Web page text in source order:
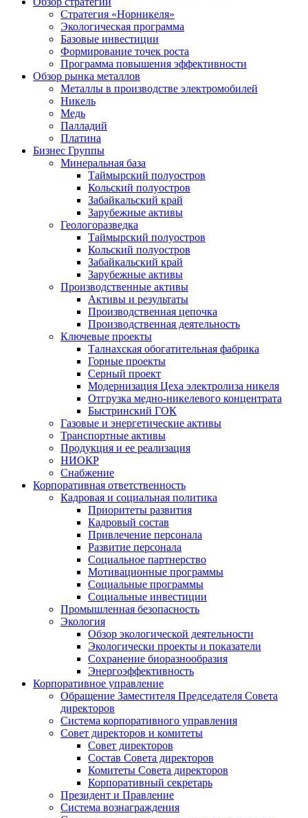
Стратегия «Норникеля»
Экологическая программа
Базовые инвестиции
Формирование точек роста
Программа повышения эффективности
Обзор рынка металлов
Металлы в производстве электромобилей
Никель
Медь
Палладий
Платина
Бизнес Группы
Минеральная база
Таймырский полуостров
Кольский полуостров
Забайкальский край
Зарубежные активы
Геологоразведка
Таймырский полуостров
Кольский полуостров
Забайкальский край
Зарубежные активы
Производственные активы
Активы и результаты
Производственная цепочка
Производственная деятельность
Ключевые проекты
Талнахская обогатительная фабрика
Горные проекты
Серный проект
Модернизация Цеха электролиза никеля
Отгрузка медно-никелевого концентрата
Быстринский ГОК
Газовые и энергетические активы
Транспортные активы
Продукция и ее реализация
НИОКР
Снабжение
Корпоративная ответственность
Кадровая и социальная политика
Приоритеты развития
Кадровый состав
Привлечение персонала
Развитие персонала
Социальное партнерство
Мотивационные программы
Социальные программы
Социальные инвестиции
Промышленная безопасность
Экология
Обзор экологической деятельности
Экологически проекты и показатели
Сохранение биоразнообразия
Энергоэффективность
Корпоративное управление
Обращение Заместителя Председателя Совета
директоров
Система корпоративного управления
Совет директоров и комитеты
Совет директоров
Состав Совета директоров
Комитеты Совета директоров
Корпоративный секретарь
Президент и Правление
Система вознаграждения